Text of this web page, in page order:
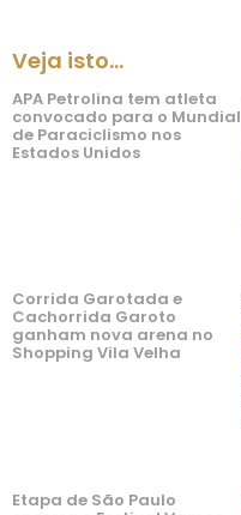
Veja isto...
APA Petrolina tem atleta
convocado para o Mundial
de Paraciclismo nos
Estados Unidos
Corrida Garotada e
Cachorrida Garoto
ganham nova arena no
Shopping Vila Velha
Etapa de São Paulo